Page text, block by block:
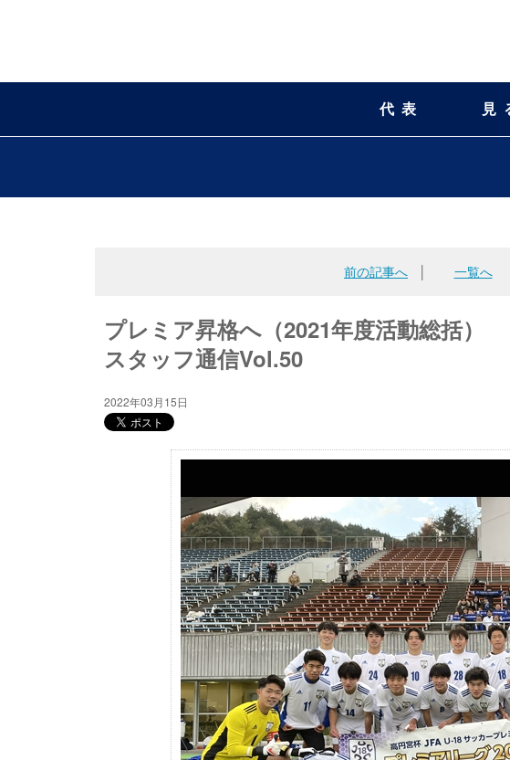
代表 見
前の記事へ 一覧へ
プレミア昇格へ（2021年度活動総括）
スタッフ通信Vol.50
2022年03月15日